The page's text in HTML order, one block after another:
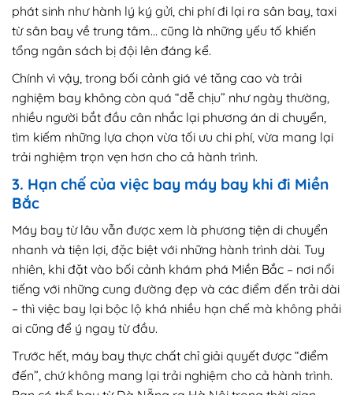
phát sinh như hành lý ký gửi, chi phí đi lại ra sân bay, taxi
từ sân bay về trung tâm… cũng là những yếu tố khiến
tổng ngân sách bị đội lên đáng kể.
Chính vì vậy, trong bối cảnh giá vé tăng cao và trải
nghiệm bay không còn quá “dễ chịu” như ngày thường,
nhiều người bắt đầu cân nhắc lại phương án di chuyển,
tìm kiếm những lựa chọn vừa tối ưu chi phí, vừa mang lại
trải nghiệm trọn vẹn hơn cho cả hành trình.
3. Hạn chế của việc bay máy bay khi đi Miền
Bắc
Máy bay từ lâu vẫn được xem là phương tiện di chuyển
nhanh và tiện lợi, đặc biệt với những hành trình dài. Tuy
nhiên, khi đặt vào bối cảnh khám phá Miền Bắc – nơi nổi
tiếng với những cung đường đẹp và các điểm đến trải dài
– thì việc bay lại bộc lộ khá nhiều hạn chế mà không phải
ai cũng để ý ngay từ đầu.
Trước hết, máy bay thực chất chỉ giải quyết được “điểm
đến”, chứ không mang lại trải nghiệm cho cả hành trình.